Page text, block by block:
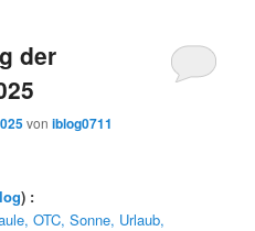
der
voniblog0711
) :
OTC, Sonne, Urlaub,